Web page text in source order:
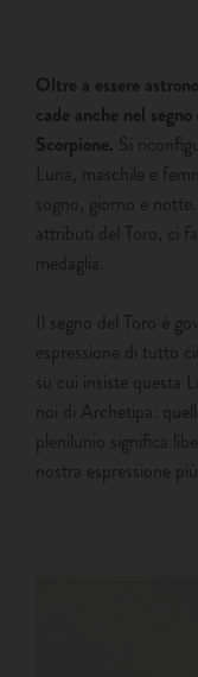
Oltre a essere
cade anche nel
Scorpione. Si
Luna, maschile e
sogno, giorno e
attributi del Toro, ci
medaglia.
Il segno del Toro è
espressione di tutto
su cui insiste questa
noi di Archetipa:
plenilunio significa
nostra espressione